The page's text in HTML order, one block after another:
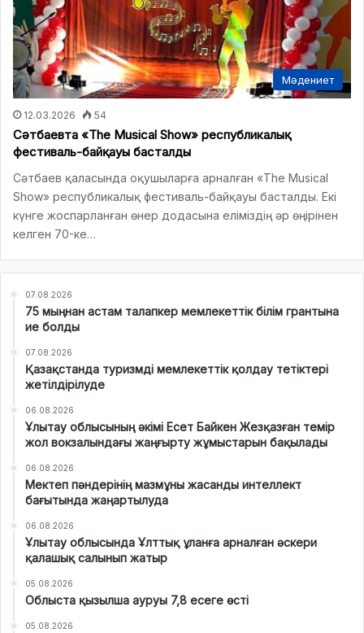
Мәдениет
12.03.2026 54
Сәтбаевта «The Musical Show» республикалық
фестиваль-байқауы басталды
Сәтбаев қаласында оқушыларға арналған «The Musical
Show» республикалық фестиваль-байқауы басталды. Екі
күнге жоспарланған өнер додасына еліміздің әр өңірінен
келген 70-ке…
07.08.2026
75 мыңнан астам талапкер мемлекеттік білім грантына
ие болды
07.08.2026
Қазақстанда туризмді мемлекеттік қолдау тетіктері
жетілдірілуде
06.08.2026
Ұлытау облысының әкімі Есет Байкен Жезқазған темір
жол вокзалындағы жаңғырту жұмыстарын бақылады
06.08.2026
Мектеп пәндерінің мазмұны жасанды интеллект
бағытында жаңартылуда
06.08.2026
Ұлытау облысында Ұлттық ұланға арналған әскери
қалашық салынып жатыр
05.08.2026
Облыста қызылша ауруы 7,8 есеге өсті
05.08.2026